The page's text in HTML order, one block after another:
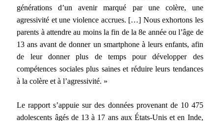
générations d’un avenir marqué par une colère, une
agressivité et une violence accrues. […] Nous exhortons les
parents à attendre au moins la fin de la 8e année ou l’âge de
13 ans avant de donner un smartphone à leurs enfants, afin
de leur donner plus de temps pour développer des
compétences sociales plus saines et réduire leurs tendances
à la colère et à l’agressivité. »
Le rapport s’appuie sur des données provenant de 10 475
adolescents âgés de 13 à 17 ans aux États-Unis et en Inde,